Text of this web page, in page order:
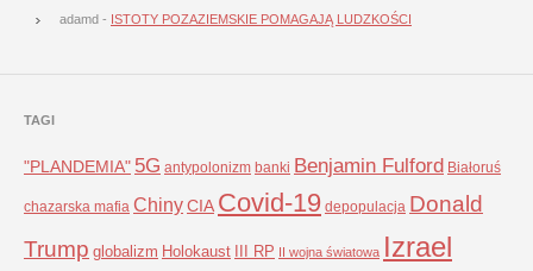
adamd - ISTOTY POZAZIEMSKIE POMAGAJĄ LUDZKOŚCI
TAGI
"PLANDEMIA" 5G antypolonizm banki Benjamin Fulford Białoruś
chazarska mafia ChinyCIA Covid-19 depopulacja Donald
Trump globalizm Holokaust III RP II wojna światowa Izrael